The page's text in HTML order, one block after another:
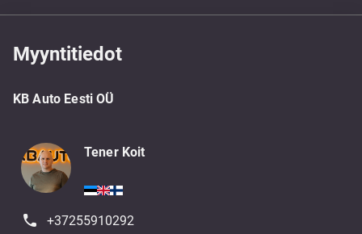
Myyntitiedot
KB Auto Eesti OÜ
Tener Koit
+37255910292